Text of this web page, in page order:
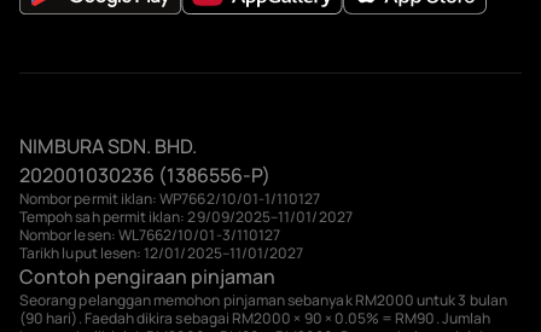
NIMBURA SDN. BHD.
202001030236 (1386556-P)
Nombor permit iklan: WP7662/10/01-1/110127
Tempoh sah permit iklan: 29/09/2025–11/01/2027
Nombor lesen: WL7662/10/01-3/110127
Tarikh luput lesen: 12/01/2025–11/01/2027
Contoh pengiraan pinjaman
Seorang pelanggan memohon pinjaman sebanyak RM2000 untuk 3 bulan
(90 hari). Faedah dikira sebagai RM2000 × 90 × 0.05% = RM90. Jumlah